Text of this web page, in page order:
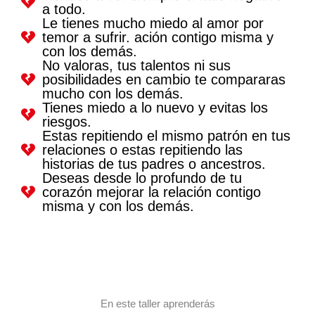
a todo.
Le tienes mucho miedo al amor por
temor a sufrir. ación contigo misma y
con los demás.
No valoras, tus talentos ni sus
posibilidades en cambio te compararas
mucho con los demás.
Tienes miedo a lo nuevo y evitas los
riesgos.
Estas repitiendo el mismo patrón en tus
relaciones o estas repitiendo las
historias de tus padres o ancestros.
Deseas desde lo profundo de tu
corazón mejorar la relación contigo
misma y con los demás.
En este taller aprenderás